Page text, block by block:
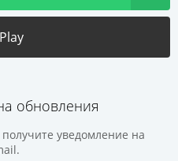
обновления
уведомление на